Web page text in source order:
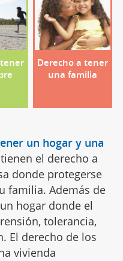
Derecho a tener
una familia
un hogar y una
el derecho a
donde protegerse
familia. Además de
hogar donde el
tolerancia,
El derecho de los
vivienda